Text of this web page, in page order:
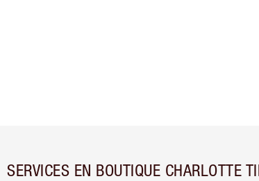
SERVICES EN BOUTIQUE CHARLOTTE